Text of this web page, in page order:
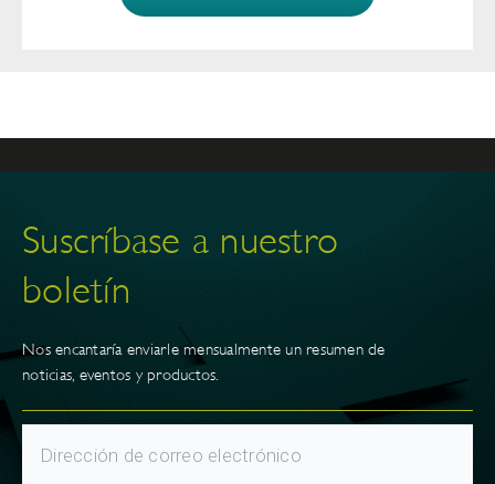
Suscríbase a nuestro
boletín
Nos encantaría enviarle mensualmente un resumen de
noticias, eventos y productos.